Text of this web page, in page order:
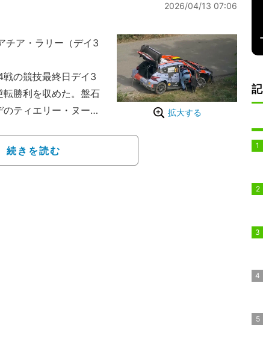
2026/04/13 07:06
拡大する
チア・ラリー（デイ3
の競技最終日デイ3
勝利を収めた。盤石
ティエリー・ヌービ
暫定トップは、一昨
続きを読む